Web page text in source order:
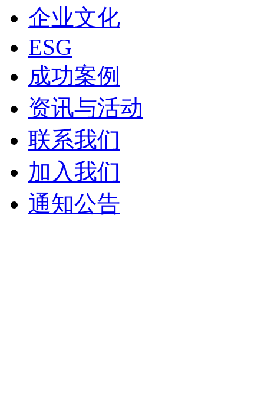
企业文化
ESG
成功案例
资讯与活动
联系我们
加入我们
通知公告